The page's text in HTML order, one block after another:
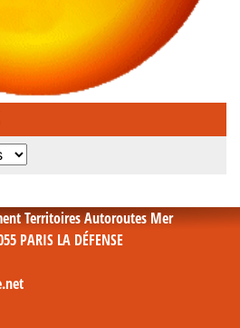
Territoires Autoroutes Mer
PARIS LA DÉFENSE